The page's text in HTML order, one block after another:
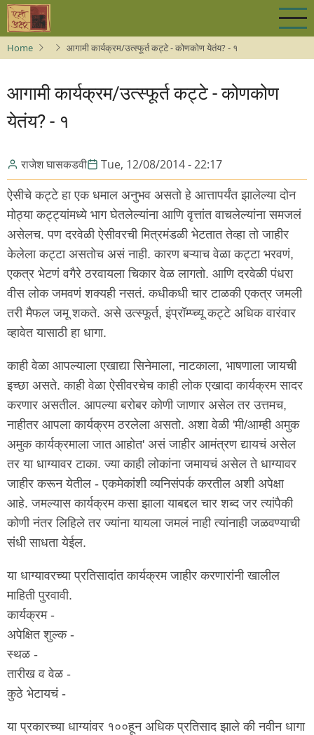
Skip
main
content
Home आगामी कार्यक्रम/उत्स्फूर्त कट्टे - कोणकोण येतंय? - १
आगामी कार्यक्रम/उत्स्फूर्त कट्टे - कोणकोण
येतंय? - १
राजेश घासकडवी Tue, 12/08/2014 - 22:17
ऐसीचे कट्टे हा एक धमाल अनुभव असतो हे आत्तापर्यंत झालेल्या दोन
मोठ्या कट्ट्यांमध्ये भाग घेतलेल्यांना आणि वृत्तांत वाचलेल्यांना समजलं
असेलच. पण दरवेळी ऐसीवरची मित्रमंडळी भेटतात तेव्हा तो जाहीर
केलेला कट्टा असतोच असं नाही. कारण बऱ्याच वेळा कट्टा भरवणं,
एकत्र भेटणं वगैरे ठरवायला चिकार वेळ लागतो. आणि दरवेळी पंधरा
वीस लोक जमवणं शक्यही नसतं. कधीकधी चार टाळकी एकत्र जमली
तरी मैफल जमू शकते. असे उत्स्फूर्त, इंप्रॉम्प्च्यू कट्टे अधिक वारंवार
व्हावेत यासाठी हा धागा.
काही वेळा आपल्याला एखाद्या सिनेमाला, नाटकाला, भाषणाला जायची
इच्छा असते. काही वेळा ऐसीवरचेच काही लोक एखादा कार्यक्रम सादर
करणार असतील. आपल्या बरोबर कोणी जाणार असेल तर उत्तमच,
नाहीतर आपला कार्यक्रम ठरलेला असतो. अशा वेळी 'मी/आम्ही अमुक
अमुक कार्यक्रमाला जात आहोत' असं जाहीर आमंत्रण द्यायचं असेल
तर या धाग्यावर टाका. ज्या काही लोकांना जमायचं असेल ते धाग्यावर
जाहीर करून येतील - एकमेकांशी व्यनिसंपर्क करतील अशी अपेक्षा
आहे. जमल्यास कार्यक्रम कसा झाला याबद्दल चार शब्द जर त्यांपैकी
कोणी नंतर लिहिले तर ज्यांना यायला जमलं नाही त्यांनाही जळवण्याची
संधी साधता येईल.
या धाग्यावरच्या प्रतिसादांत कार्यक्रम जाहीर करणारांनी खालील
माहिती पुरवावी.
कार्यक्रम -
अपेक्षित शुल्क -
स्थळ -
तारीख व वेळ -
कुठे भेटायचं -
या प्रकारच्या धाग्यांवर १००हून अधिक प्रतिसाद झाले की नवीन धागा